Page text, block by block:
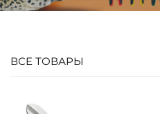
ВСЕ ТОВАРЫ